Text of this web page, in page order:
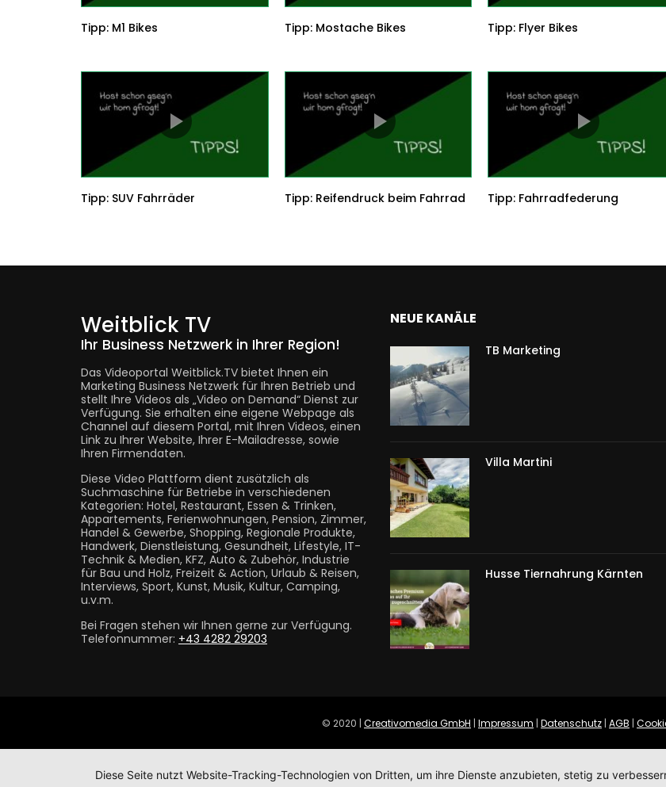
Tipp: M1 Bikes Tipp: Mostache Bikes Tipp: Flyer Bikes
Tipp: SUV Fahrräder Tipp: Reifendruck beim Fahrrad Tipp: Fahrradfederung
Weitblick TV
Ihr Business Netzwerk in Ihrer Region!
Das Videoportal Weitblick.TV bietet Ihnen ein
Marketing Business Netzwerk für Ihren Betrieb und
stellt Ihre Videos als „Video on Demand“ Dienst zur
Verfügung. Sie erhalten eine eigene Webpage als
Channel auf diesem Portal, mit Ihren Videos, einen
Link zu Ihrer Website, Ihrer E-Mailadresse, sowie
Ihren Firmendaten.
Diese Video Plattform dient zusätzlich als
Suchmaschine für Betriebe in verschiedenen
Kategorien: Hotel, Restaurant, Essen & Trinken,
Appartements, Ferienwohnungen, Pension, Zimmer,
Handel & Gewerbe, Shopping, Regionale Produkte,
Handwerk, Dienstleistung, Gesundheit, Lifestyle, IT-
Technik & Medien, KFZ, Auto & Zubehör, Industrie
für Bau und Holz, Freizeit & Action, Urlaub & Reisen,
Interviews, Sport, Kunst, Musik, Kultur, Camping,
u.v.m.
Bei Fragen stehen wir Ihnen gerne zur Verfügung.
Telefonnummer: +43 4282 29203
NEUE KANÄLE
TB Marketing
Villa Martini
Husse Tiernahrung Kärnten
© 2020 | Creativomedia GmbH | Impressum | Datenschutz | AGB |
Diese Seite nutzt Website-Tracking-Technologien von Dritten, um ihre Dienste anzubieten, stetig zu